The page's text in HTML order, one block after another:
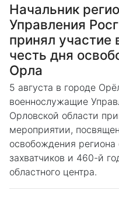
Начальник
Управления
принял участие
честь дня
Орла
5 августа в городе
военнослужащие
Орловской области
мероприятии,
освобождения
захватчиков и 460-й
областного центра.